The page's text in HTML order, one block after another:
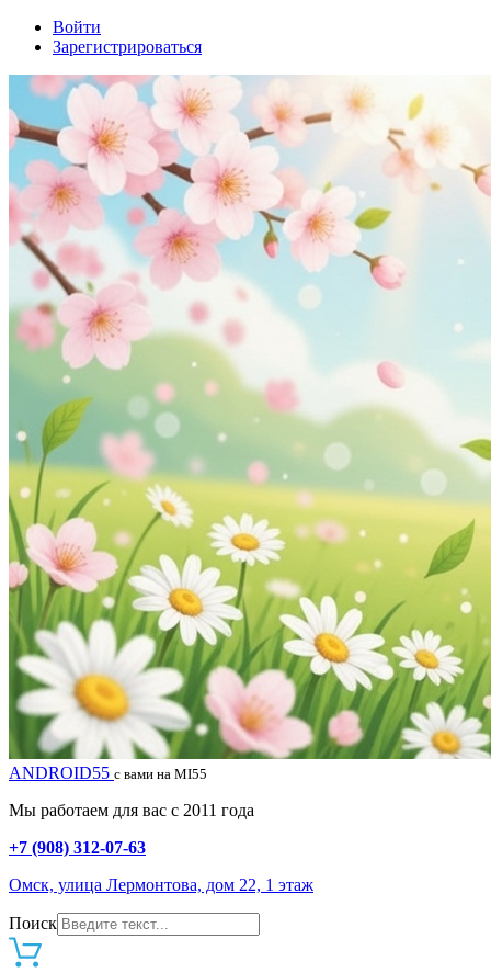
Войти
Зарегистрироваться
ANDROID55 с вами на MI55
Мы работаем для вас с 2011 года
+7 (908) 312-07-63
Омск, улица Лермонтова, дом 22, 1 этаж
Поиск